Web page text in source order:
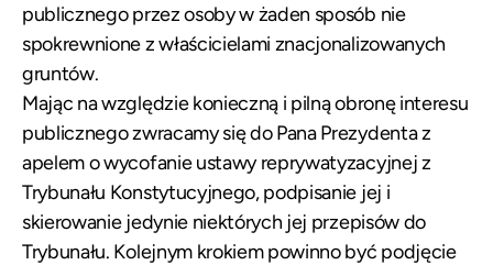
publicznego przez osoby w żaden sposób nie
spokrewnione z właścicielami znacjonalizowanych
gruntów.
Mając na względzie konieczną i pilną obronę interesu
publicznego zwracamy się do Pana Prezydenta z
apelem o wycofanie ustawy reprywatyzacyjnej z
Trybunału Konstytucyjnego, podpisanie jej i
skierowanie jedynie niektórych jej przepisów do
Trybunału. Kolejnym krokiem powinno być podjęcie